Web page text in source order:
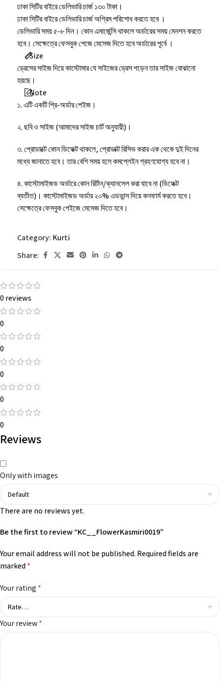
ঢাকা সিটির বাইরে ডেলিভারি চার্জ ১৩০ টাকা।
ঢাকা সিটির বাইরে ডেলিভারি চার্জ অগ্রিম পরিশোধ করতে হবে ।
ডেলিভারি সময় ৫-৮ দিন। কোন এমার্জেন্সি থাকলে অর্ডারের সময় মেনশন করতে
হবে। সেক্ষেত্রে ফেসবুক পেজে মেসেজ দিতে হবে অর্ডারের পূর্বে ।
Size
ড্রেসের সাইজ দিয়ে কাস্টোমার যে সাইজের ড্রেস পড়েন তার সাইজ বোঝানো
হয়ছে।
Note
১. এটি একটি প্রি-অর্ডার পেইজ।
২. ছবি ও সাইজ (আমাদের সাইজ চার্ট অনুযায়ী)।
৩. প্রোডাক্টে কোন ডিফেক্ট থাকলে, প্রোডাক্ট রিসিভ করার এক থেকে দুই দিনের
মধ্যে জানাতে হবে। তার বেশি সময় হলে কমপ্লেইন গ্রহণযোগ্য হবে না।
৪. কাস্টোমাইজড অর্ডারে কোন রির্টান/ক্যানসেল করা যাবে না (ডিফেক্ট
ব্যতীত)। কাস্টোমাইজড অর্ডার ২০% এডভান্স দিয়ে কনফার্ম করতে হবে।
সেক্ষেত্রে ফেসবুক পেইজে মেসেজ দিতে হবে।
হবে।
Category: Kurti
Share:
0 reviews
0
0
0
0
0
Reviews
Only with images
There are no reviews yet.
Be the first to review “KC__FlowerKasmiri0019”
Your email address will not be published. Required fields are
marked*
Your rating *
Your review*